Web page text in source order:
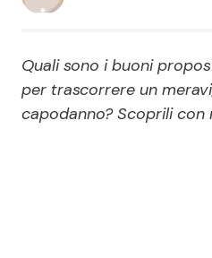
Economia
Persone Scomparse
Politica
Quali sono i buoni
per trascorrere un
capodanno? Scoprili con